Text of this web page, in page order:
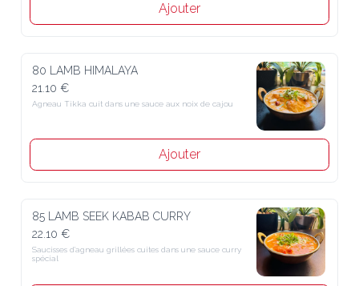
Ajouter
80 LAMB HIMALAYA
21.10 €
Agneau Tikka cuit dans une sauce aux noix de cajou
Ajouter
85 LAMB SEEK KABAB CURRY
22.10 €
Saucisses d’agneau grillées cuites dans une sauce curry spécial